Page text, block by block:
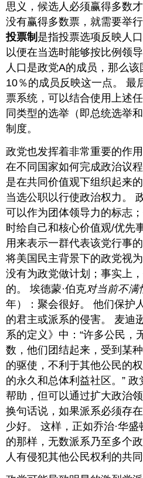
思义，候选人必须赢得多数
没有赢得多数票，就需要举
投票制 是指投票选项反映人
以便在当选时能够按比例领
人口是政党A的成员，那么
10％的成员反映这一点。 最
票系统，可以结合使用上述
同类型的选举（即总统选举
制度。
政党也发挥着非常重要的作
在不同国家如何完成政治议
是在共同价值观下组织起来
当选公职以行使政治权力。
可以作为团体领导力的标志
时给自己和核心价值观/优先
用来表示一群代表该党行事
将美国民主背景下的政党视
没有为政党做计划；事实上
的。 埃德蒙·伯克对当前不满
年）：聚会很好。 他们保护
的君主或派系的侵害。 麦迪
系的定义》中：“许多公民，
数，他们团结起来，受到某
的驱使，不利于其他公民的
的永久和总体利益社区。”
帮助，但可以通过扩大政治
换句话说，如果派系必须存
少好。 这样，正如乔治·华
的那样，无数派系乃至多个
人有侵犯其他公民权利的共同